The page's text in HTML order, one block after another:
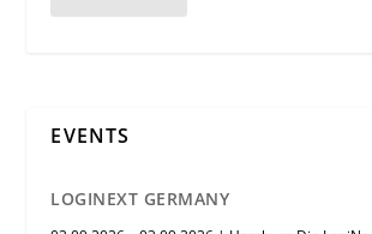
EVENTS
LOGINEXT GERMANY